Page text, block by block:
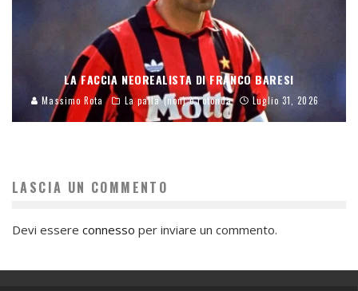
LA FACCIA NEOREALISTA DI FRANCO BARESI
Massimo Rota La palla (non) è rotonda Luglio 31, 2026
LASCIA UN COMMENTO
Devi essere connesso per inviare un commento.